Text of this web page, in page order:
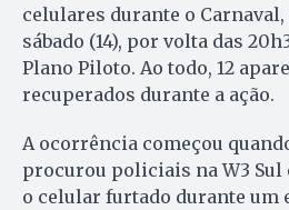
celulares durante o
sábado (14), por volta das
Plano Piloto. Ao todo, 12
recuperados durante a ação.
A ocorrência começou
procurou policiais na W3 Sul
o celular furtado durante um